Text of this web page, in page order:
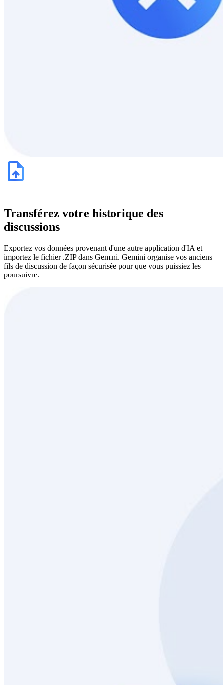
Transférez votre historique des
discussions
Exportez vos données provenant d'une autre application d'IA et
importez le fichier .ZIP dans Gemini. Gemini organise vos anciens
fils de discussion de façon sécurisée pour que vous puissiez les
poursuivre.